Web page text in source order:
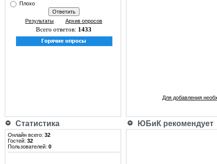
Плохо
Результаты Архив опросов
Всего ответов: 1433
Для добавления
Статистика ЮБиК рекомендует
Онлайн всего: 32
Гостей: 32
Пользователей: 0